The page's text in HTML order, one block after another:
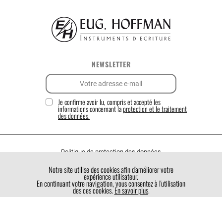
NEWSLETTER
Je confirme avoir lu, compris et accepté les
informations concernant laprotection et le traitement
des données.
Politique de protection des données
Politique de cookies
Conditions générales de vente
Notre site utilise des cookies afin d'améliorer votre
expérience utilisateur.
En continuant votre navigation, vous consentez à l'utilisation
des ces cookies.En savoir plus.